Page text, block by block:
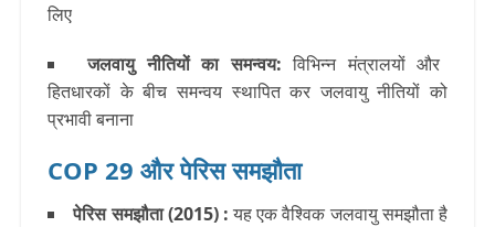
लिए
जलवायु नीतियों का समन्वय: विभिन्न मंत्रालयों और
हितधारकों के बीच समन्वय स्थापित कर जलवायु नीतियों को
प्रभावी बनाना
COP 29 और पेरिस समझौता
पेरिस समझौता (2015):यह एक वैश्विक जलवायु समझौता है